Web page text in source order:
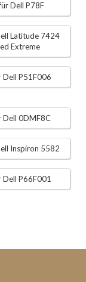
Dell P78F
Latitude 7424
Extreme
Dell P51F006
Dell 0DMF8C
Inspiron 5582
Dell P66F001